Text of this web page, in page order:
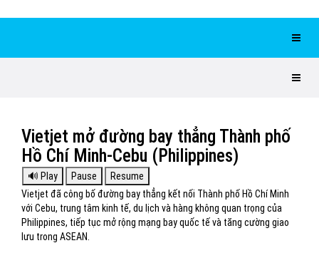
Vietjet mở đường bay thẳng Thành phố
Hồ Chí Minh-Cebu (Philippines)
Vietjet đã công bố đường bay thẳng kết nối Thành phố Hồ Chí Minh
với Cebu, trung tâm kinh tế, du lịch và hàng không quan trọng của
Philippines, tiếp tục mở rộng mạng bay quốc tế và tăng cường giao
lưu trong ASEAN.